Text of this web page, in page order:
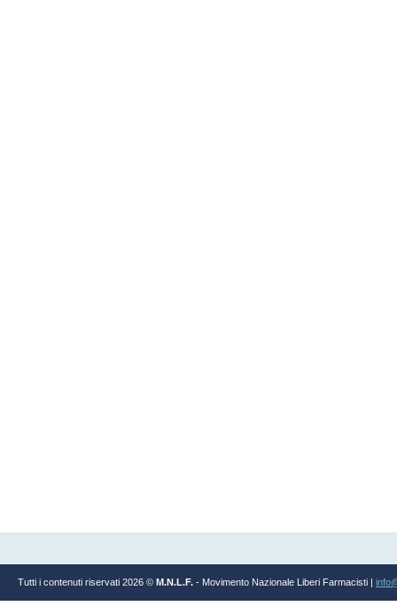
Tutti i contenuti riservati 2026 © M.N.L.F. - Movimento Nazionale Liberi Farmacisti |